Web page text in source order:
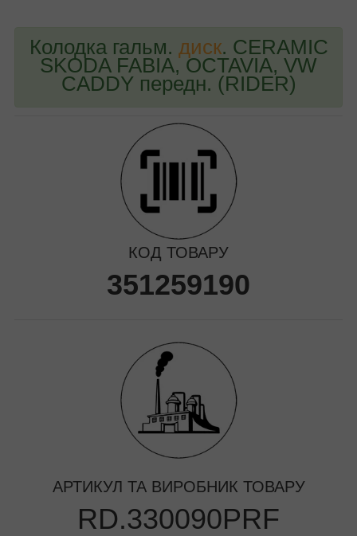
Колодка гальм. диск. CERAMIC
SKODA FABIA, OCTAVIA, VW
CADDY передн. (RIDER)
КОД ТОВАРУ
351259190
АРТИКУЛ ТА ВИРОБНИК ТОВАРУ
RD.330090PRF